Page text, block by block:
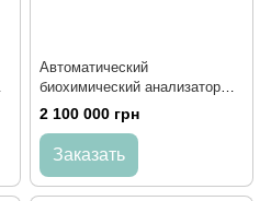
Автоматический
биохимический анализатор
Biotecnica BT-3500
2 100 000 грн
Заказать